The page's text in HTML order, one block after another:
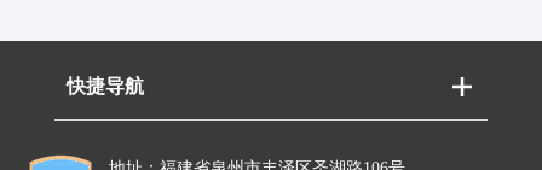
快捷导航